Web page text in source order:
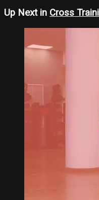
Up Next in Cross